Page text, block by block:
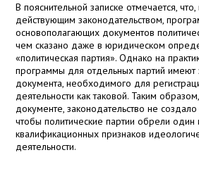
В пояснительной записке отмечается, что,
действующим законодательством,
основополагающих документов
чем сказано даже в юридическом
«политическая партия». Однако на
программы для отдельных партий имеют
документа, необходимого для
деятельности как таковой. Таким
документе, законодательство не
чтобы политические партии обрели один
квалификационных признаков
деятельности.